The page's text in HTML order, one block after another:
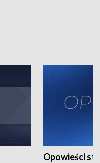
Opowieści